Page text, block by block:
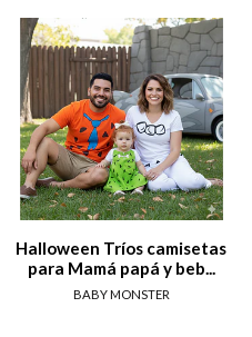
Halloween Tríos camisetas
para Mamá papá y beb...
BABY MONSTER